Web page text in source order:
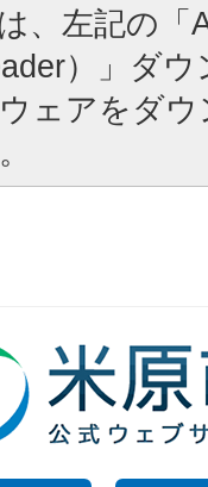
、左記の「
）」ダ
ェアをダ